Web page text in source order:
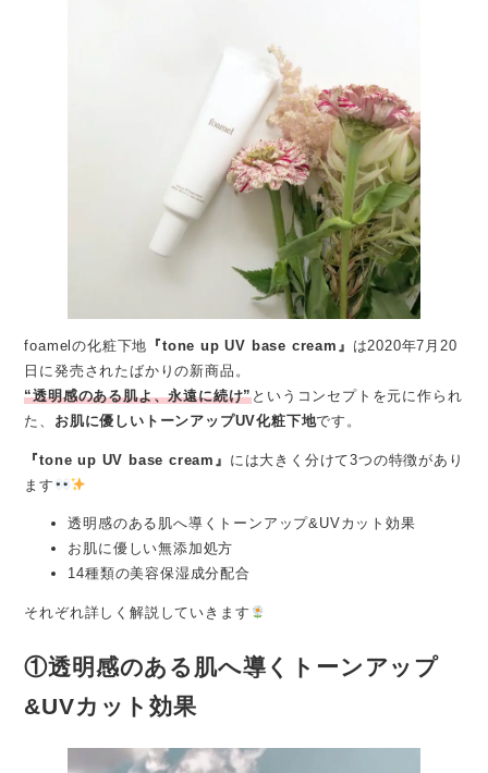
foamelの化粧下地 『tone up UV base cream』 は2020年7月20
日に発売されたばかりの新商品。
“透明感のある肌よ、永遠に続け”というコンセプトを元に作られ
た、 お肌に優しいトーンアップUV化粧下地です。
『tone up UV base cream』 には大きく分けて3つの特徴があり
ます
透明感のある肌へ導くトーンアップ&UVカット効果
お肌に優しい無添加処方
14種類の美容保湿成分配合
それぞれ詳しく解説していきます
①透明感のある肌へ導くトーンアップ
&UVカット効果